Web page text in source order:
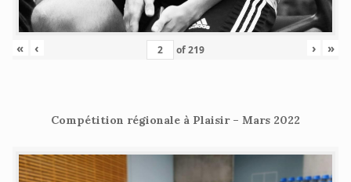
« ‹ of219 › »
Compétition régionale à Plaisir – Mars 2022